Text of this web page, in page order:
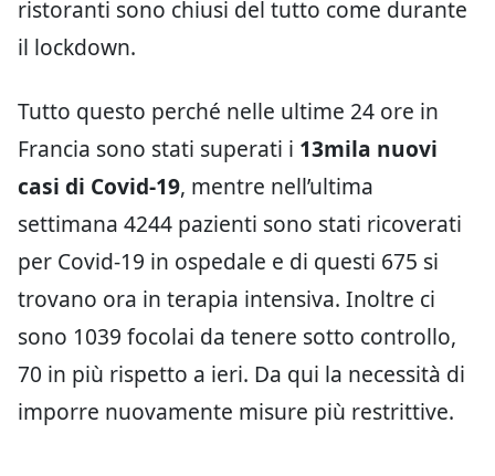
ristoranti sono chiusi del tutto come durante
il lockdown.
Tutto questo perché nelle ultime 24 ore in
Francia sono stati superati i 13mila nuovi
casi di Covid-19, mentre nell’ultima
settimana 4244 pazienti sono stati ricoverati
per Covid-19 in ospedale e di questi 675 si
trovano ora in terapia intensiva. Inoltre ci
sono 1039 focolai da tenere sotto controllo,
70 in più rispetto a ieri. Da qui la necessità di
imporre nuovamente misure più restrittive.